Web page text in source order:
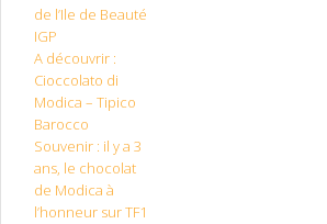
de l’Ile de Beauté
IGP
A découvrir :
Cioccolato di
Modica – Tipico
Barocco
Souvenir : il y a 3
ans, le chocolat
de Modica à
l’honneur sur TF1